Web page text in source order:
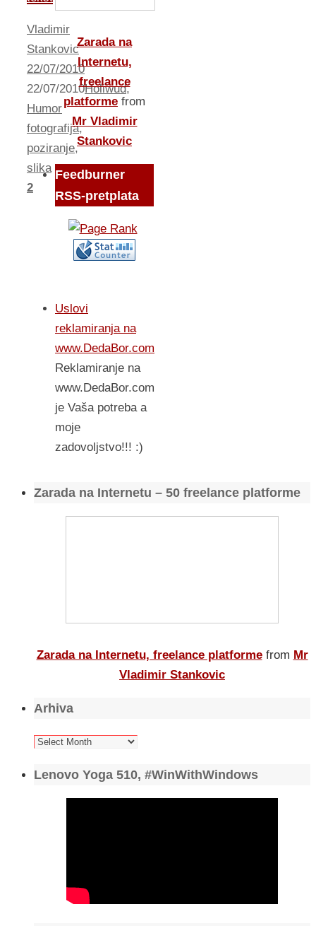
Vladimir
Stankovic
22/07/2010
22/07/2010Holiwud,
Humor
fotografija,
poziranje,
slika
2
Zarada na
Internetu,
freelance
platforme from
Mr Vladimir
Stankovic
Feedburner
RSS-pretplata
Uslovi
reklamiranja na
www.DedaBor.com
Reklamiranje na
www.DedaBor.com
je Vaša potreba a
moje
zadovoljstvo!!! :)
Zarada na Internetu – 50 freelance platforme
Zarada na Internetu, freelance platforme from Mr
Vladimir Stankovic
Arhiva
Arhiva
Lenovo Yoga 510, #WinWithWindows